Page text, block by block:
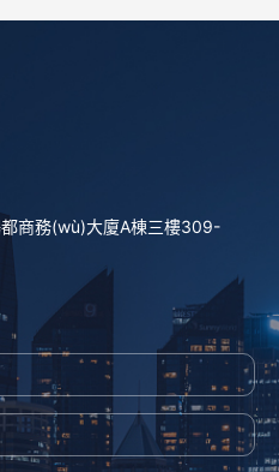
商務(wù)大廈A棟三樓309-